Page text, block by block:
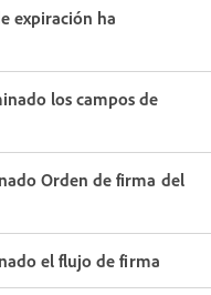
expiración ha
los campos de
Orden de firma del
el flujo de firma